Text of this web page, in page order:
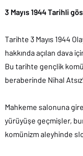
3 Mayıs 1944 Tarihli
Tarihte 3 Mayıs 1944
hakkında açılan dava
Bu tarihte gençlik
beraberinde Nihal
Mahkeme salonuna
yürüyüşe geçmişler,
komünizm aleyhinde